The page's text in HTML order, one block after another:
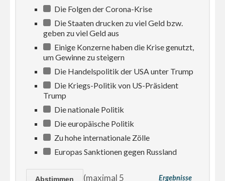
Die Folgen der Corona-Krise
Die Staaten drucken zu viel Geld bzw.
geben zu viel Geld aus
Einige Konzerne haben die Krise genutzt,
um Gewinne zu steigern
Die Handelspolitik der USA unter Trump
Die Kriegs-Politik von US-Präsident
Trump
Die nationale Politik
Die europäische Politik
Zu hohe internationale Zölle
Europas Sanktionen gegen Russland
Ergebnisse
(maximal 5